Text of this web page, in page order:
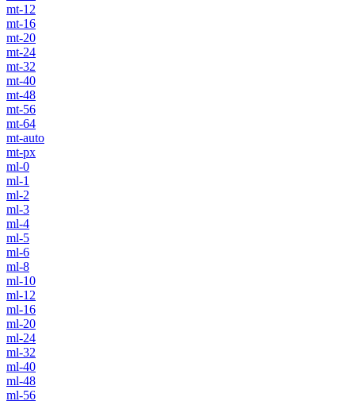
mt-12
mt-16
mt-20
mt-24
mt-32
mt-40
mt-48
mt-56
mt-64
mt-auto
mt-px
ml-0
ml-1
ml-2
ml-3
ml-4
ml-5
ml-6
ml-8
ml-10
ml-12
ml-16
ml-20
ml-24
ml-32
ml-40
ml-48
ml-56